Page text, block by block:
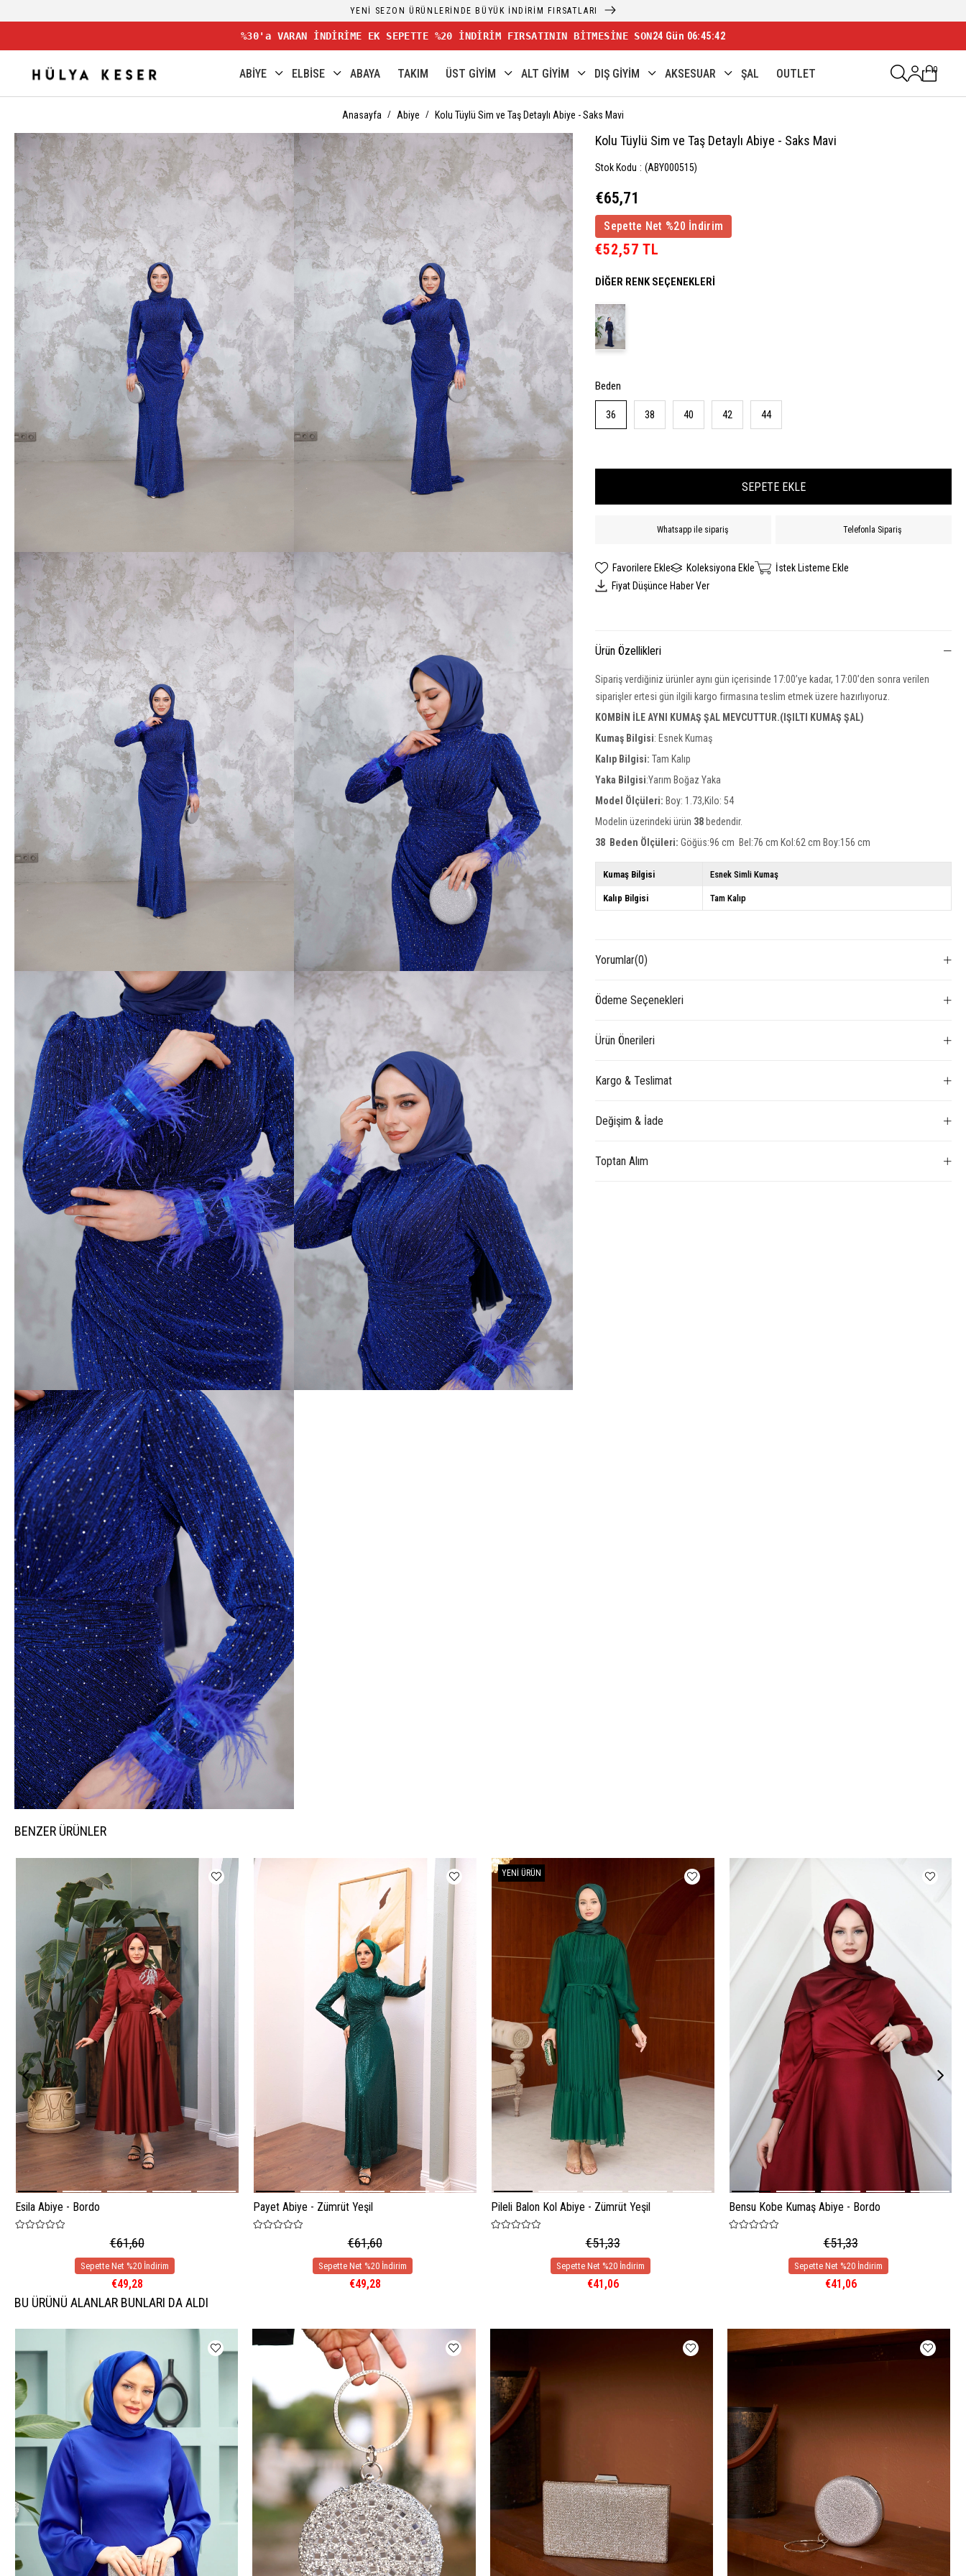
YENİ SEZON ÜRÜNLERİNDE BÜYÜK İNDİRİM FIRSATLARI
%30'a VARAN İNDİRİME EK SEPETTE %20 İNDİRİM FIRSATININ BİTMESİNE SON24 Gün 06:45:40
ABİYE ELBİSE ABAYA TAKIM ÜST GİYİM ALT GİYİM DIŞ GİYİM AKSESUAR ŞAL OUTLET 0
Anasayfa Abiye Kolu Tüylü Sim ve Taş Detaylı Abiye - Saks Mavi
Kolu Tüylü Sim ve Taş Detaylı Abiye - Saks Mavi
Stok Kodu (ABY000515)
€65,71
Sepette Net %20 İndirim
€52,57 TL
DIĞER RENK SEÇENEKLERI
Beden
36 38 40 42 44
Whatsapp ile sipariş Telefonla Sipariş
Favorilere Ekle Koleksiyona Ekle
İstek Listeme Ekle
Fiyat Düşünce Haber Ver
Ürün Özellikleri
Sipariş verdiğiniz ürünler aynı gün içerisinde 17:00’ye kadar, 17:00’den sonra verilen
siparişler ertesi gün ilgili kargo firmasına teslim etmek üzere hazırlıyoruz.
KOMBİN İLE AYNI KUMAŞ ŞAL MEVCUTTUR.(IŞILTI KUMAŞ ŞAL)
Kumaş Bilgisi: Esnek Kumaş
Kalıp Bilgisi:Tam Kalıp
Yaka Bilgisi:Yarım Boğaz Yaka
Model Ölçüleri: Boy: 1.73,Kilo: 54
Modelin üzerindeki ürün 38 bedendir.
38 Beden Ölçüleri:Göğüs:96 cm Bel:76 cm Kol:62 cm Boy:156 cm
Kumaş Bilgisi Esnek Simli Kumaş
Kalıp Bilgisi Tam Kalıp
Yorumlar(0)
Ödeme Seçenekleri
Ürün Önerileri
Kargo & Teslimat
Değişim & İade
Toptan Alım
BENZER ÜRÜNLER
Esila Abiye - Bordo
€61,60
€49,28
Payet Abiye - Zümrüt Yeşil
€61,60
€49,28
Pileli Balon Kol Abiye - Zümrüt Yeşil
€51,33
€41,06
YENI ÜRÜN
Bensu Kobe Kumaş Abiye - Bordo
€51,33
€41,06
BU ÜRÜNÜ ALANLAR BUNLARI DA ALDI